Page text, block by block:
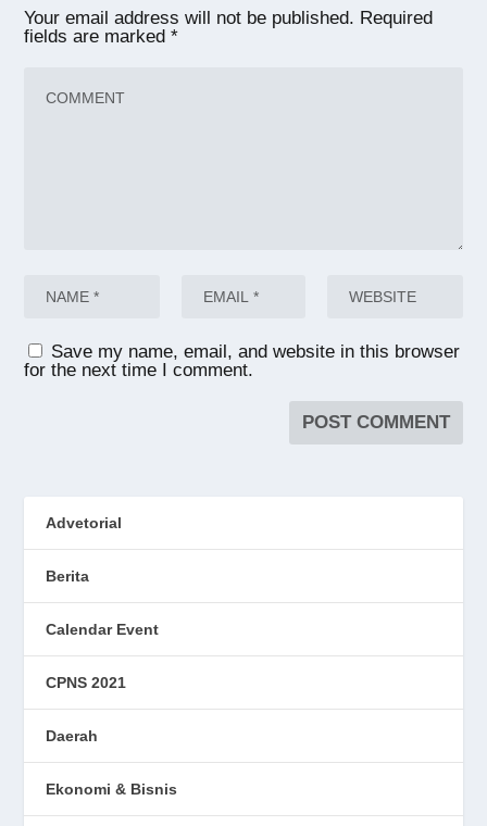
Your email address will not be published. Required
fields are marked*
Save my name, email, and website in this browser
for the next time I comment.
Advetorial
Berita
Calendar Event
CPNS 2021
Daerah
Ekonomi & Bisnis